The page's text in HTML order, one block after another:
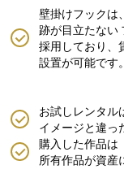
壁掛けフックは
跡が目立たない
採用しており、
設置が可能です。
購入した作品は
所有作品が資産
お試しレンタル
イメージと違っ